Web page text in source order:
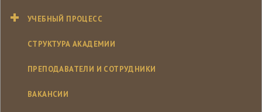
УЧЕБНЫЙ ПРОЦЕСС
СТРУКТУРА АКАДЕМИИ
ПРЕПОДАВАТЕЛИ И СОТРУДНИКИ
ВАКАНСИИ